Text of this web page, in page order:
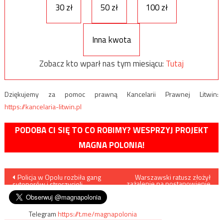
30 zł
50 zł 100 zł
Inna kwota
Zobacz kto wparł nas tym miesiącu: Tutaj
Dziękujemy za pomoc prawną Kancelarii Prawnej Litwin:
https://kancelaria-litwin.pl
PODOBA CI SIĘ TO CO ROBIMY? WESPRZYJ PROJEKT
MAGNA POLONIA!
Nawigacja
wpisu
Policja w Opolu rozbiła gang
sutenerów i stręczycieli
Warszawski ratusz złożył
zażalenie na postanowienie
Telegramhttps://t.me/magnapolonia